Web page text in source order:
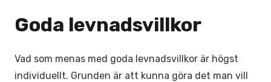
Goda levnadsvillkor
Vad som menas med goda levnadsvillkor är högst
individuellt. Grunden är att kunna göra det man vill